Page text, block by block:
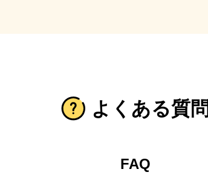
よくある質問
FAQ